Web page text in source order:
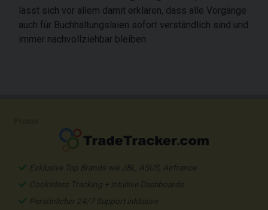
lässt sich vor allem damit erklären, dass alle Vorgänge
auch für Buchhaltungslaien sofort verständlich sind und
immer nachvollziehbar bleiben.
Exklusive Top Brands wie JBL, ASUS, Airfrance
Cookieless Tracking + intuitive Dashboards
Persönlicher 24/7 Support inklusive